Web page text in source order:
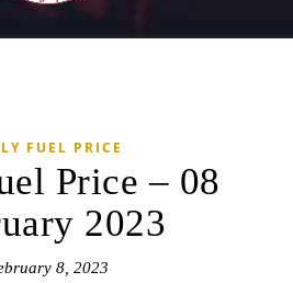
FUEL PRICE
Price – 08
2023
8, 2023